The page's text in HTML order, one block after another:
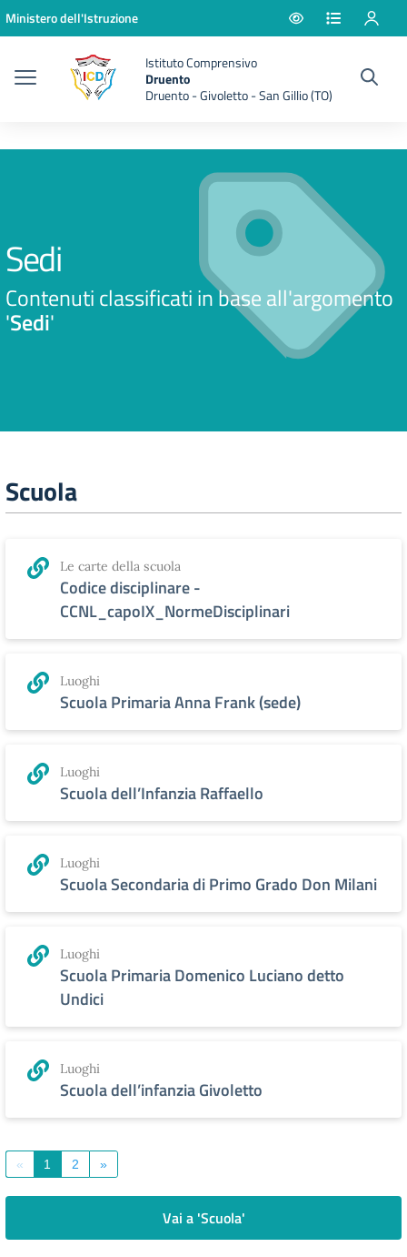
Vai ai contenuti
Vai al menu di navigazione
Vai al footer
Ministero dell'Istruzione
Istituto Comprensivo
Druento
Druento - Givoletto - San Gillio (TO)
Sedi
Contenuti classificati in base all'argomento
'Sedi'
Scuola
Le carte della scuola
Codice disciplinare -
CCNL_capoIX_NormeDisciplinari
Luoghi
Scuola Primaria Anna Frank (sede)
Luoghi
Scuola dell’Infanzia Raffaello
Luoghi
Scuola Secondaria di Primo Grado Don Milani
Luoghi
Scuola Primaria Domenico Luciano detto
Undici
Luoghi
Scuola dell’infanzia Givoletto
« 1 2 »
Vai a 'Scuola'